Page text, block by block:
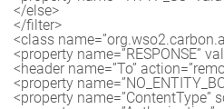
</else>
</filter>
<class
<property name=”RESPONSE”
<header name=”To”
<property
<property name=”ContentType”